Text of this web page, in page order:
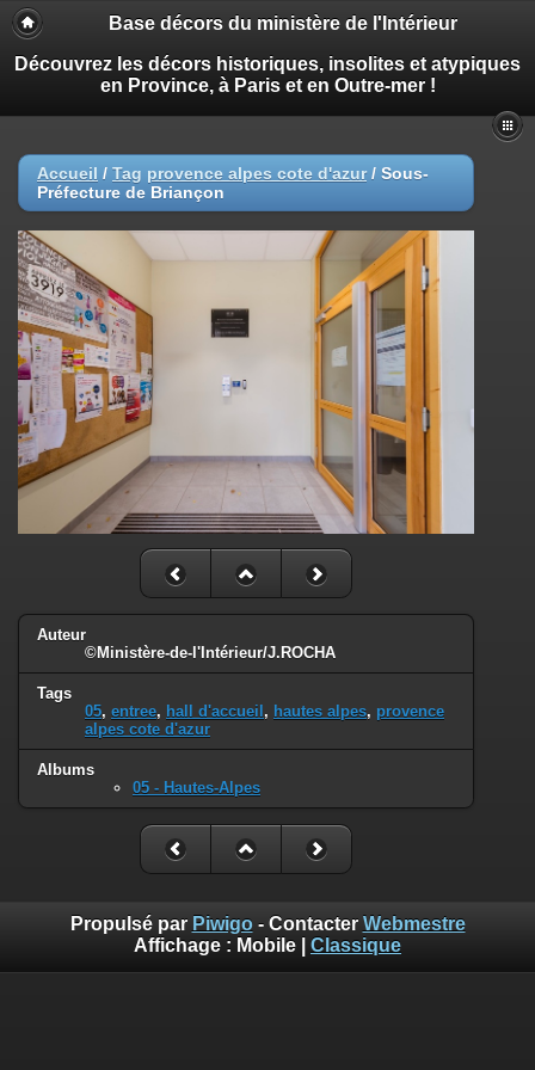
Base décors du ministère de l'Intérieur
Découvrez les décors historiques, insolites et atypiques
en Province, à Paris et en Outre-mer !
Accueil / Tag provence alpes cote d'azur/ Sous-
Préfecture de Briançon
Auteur
©Ministère-de-l'Intérieur/J.ROCHA
Tags
05, entree, hall d'accueil , hautes alpes, provence
alpes cote d'azur
Albums
05 - Hautes-Alpes
Propulsé par Piwigo- Contacter Webmestre
Affichage : Mobile Classique